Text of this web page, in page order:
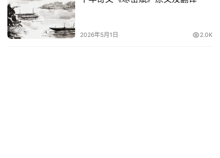
2026年5月1日 2.0K